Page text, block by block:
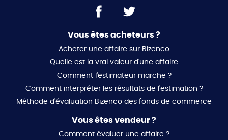
Vous êtes acheteurs ?
Acheter une affaire sur Bizenco
Quelle est la vrai valeur d'une affaire
Comment l'estimateur marche ?
Comment interpréter les résultats de l'estimation ?
Méthode d'évaluation Bizenco des fonds de commerce
Vous êtes vendeur ?
Comment évaluer une affaire ?